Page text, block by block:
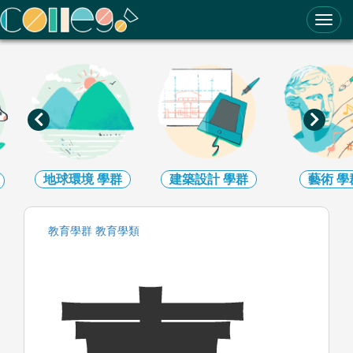
ColleGo! 大學選才與高中育才輔助系統
地球環境學群 建築設計學群 藝術 學
教育學群 教育學類